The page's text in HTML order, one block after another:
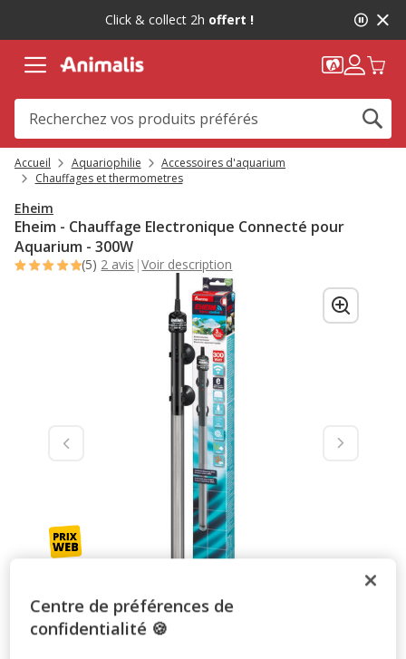
message,
Click & collect 2h offert !
Accueil Aquariophilie
Accessoires d'aquarium
Chauffages et thermometres
Eheim
Eheim - Chauffage Electronique Connecté pour
Aquarium - 300W
(5) 2 avis |Voir description
Centre de préférences de
confidentialité 🍪